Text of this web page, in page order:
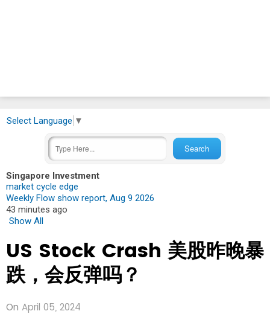
Select Language ▼
Singapore Investment
market cycle edge
Weekly Flow show report, Aug 9 2026
43 minutes ago
Show All
US Stock Crash 美股昨晚暴
跌，会反弹吗？
On April 05, 2024